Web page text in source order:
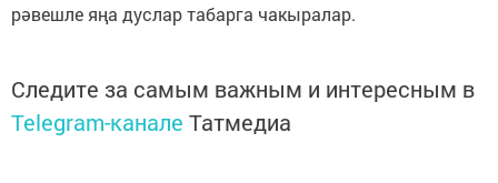
рәвешле яңа дуслар табарга чакыралар.
Следите за самым важным и интересным в
Telegram-канале Татмедиа